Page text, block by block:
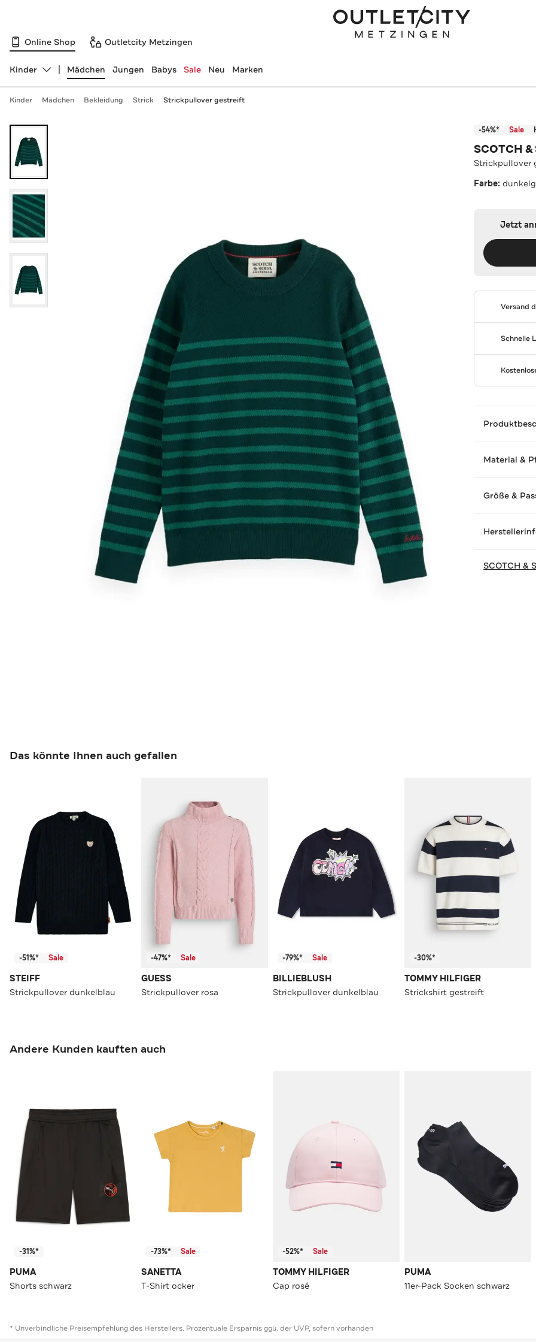
Online Shop Outletcity Metzingen
Abteilung ändern, ausgewählt:
Kinder Mädchen Jungen Babys Sale Neu Marken
Kinder Mädchen Bekleidung Strick Strickpullover gestreift
-54%* Sale
SCOTCH &
Strickpullover
Farbe:
Jetzt
Versand
Schnelle
Material &
Größe &
SCOTCH &
Das könnte Ihnen auch gefallen
-51%* Sale
STEIFF
Strickpullover dunkelblau
-47%* Sale
GUESS
Strickpullover rosa
-79%* Sale
BILLIEBLUSH
Strickpullover dunkelblau
-30%*
TOMMY HILFIGER
Strickshirt gestreift
Andere Kunden kauften auch
-31%*
PUMA
Shorts schwarz
-73%* Sale
SANETTA
T-Shirt ocker
-52%* Sale
TOMMY HILFIGER
Cap rosé
PUMA
11er-Pack Socken schwarz
* Unverbindliche Preisempfehlung des Herstellers. Prozentuale Ersparnis ggü. der UVP, sofern vorhanden